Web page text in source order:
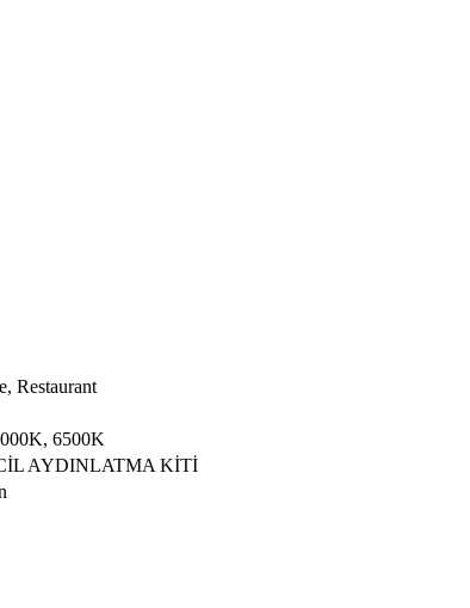
Restaurant
6500K
AYDINLATMA KİTİ